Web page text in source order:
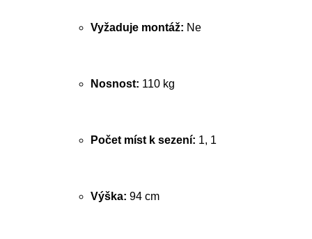
Vyžaduje montáž: Ne
Nosnost: 110 kg
Počet míst k sezení: 1, 1
Výška: 94 cm